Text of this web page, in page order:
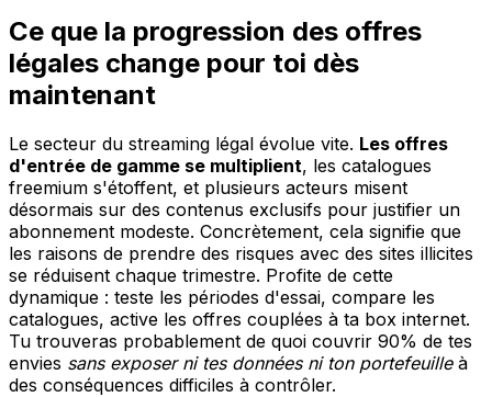
Ce que la progression des offres
légales change pour toi dès
maintenant
Le secteur du streaming légal évolue vite. Les offres
d'entrée de gamme se multiplient, les catalogues
freemium s'étoffent, et plusieurs acteurs misent
désormais sur des contenus exclusifs pour justifier un
abonnement modeste. Concrètement, cela signifie que
les raisons de prendre des risques avec des sites illicites
se réduisent chaque trimestre. Profite de cette
dynamique : teste les périodes d'essai, compare les
catalogues, active les offres couplées à ta box internet.
Tu trouveras probablement de quoi couvrir 90% de tes
envies sans exposer ni tes données ni ton portefeuilleà
des conséquences difficiles à contrôler.